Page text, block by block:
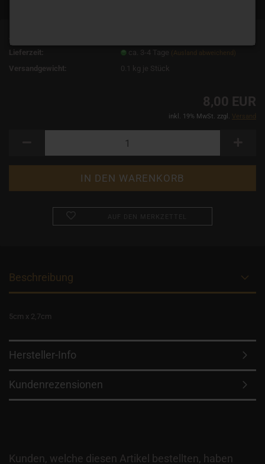
Lieferzeit:
ca. 3-4 Tage (Ausland abweichend)
Versandgewicht: 0.1 kg je Stück
8,00 EUR
inkl. 19% MwSt. zzgl. Versand
Beschreibung
5cm x 2,7cm
Hersteller-Info
Kundenrezensionen
Kunden, welche diesen Artikel bestellten, haben